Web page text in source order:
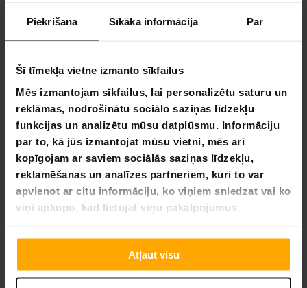
Piekrišana Sīkāka informācija Par
Šī tīmekļa vietne izmanto sīkfailus
Mēs izmantojam sīkfailus, lai personalizētu saturu un
reklāmas, nodrošinātu sociālo saziņas līdzekļu
funkcijas un analizētu mūsu datplūsmu. Informāciju
par to, kā jūs izmantojat mūsu vietni, mēs arī
kopīgojam ar saviem sociālās saziņas līdzekļu,
reklamēšanas un analīzes partneriem, kuri to var
apvienot ar citu informāciju, ko viņiem sniedzat vai ko
viņi apkopo, kad lietojat viņu pakalpojumus.
Atļaut visu
BEZ­MAK­SAS PIE­GĀ­DE
Nordcore Svarcelšanas Apavi Core, Balta
59,90 €
129,00 €
BEZ­MAK­SAS PIE­GĀ­DE
Nordcore Svarcelšanas
59,90 €
129,00 €
Lapa 1 no 1
Svarcelšana ir spēka un tehnoloģiju prasīga sporta